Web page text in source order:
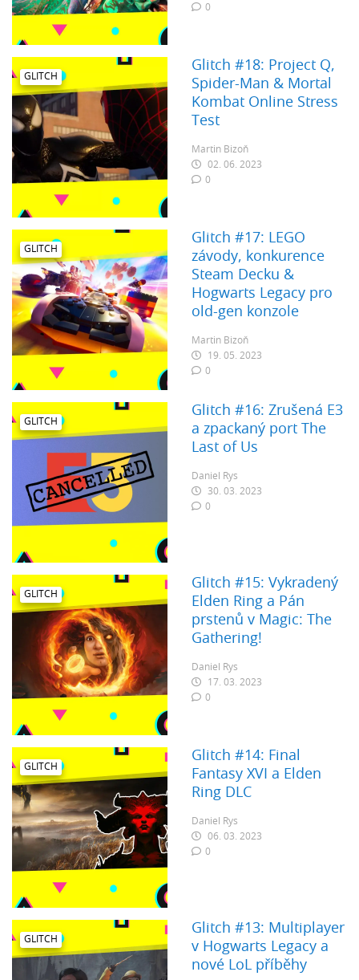
0
GLITCH
Glitch #18: Project Q,
Spider-Man & Mortal
Kombat Online Stress
Test
Martin Bizoň
02. 06. 2023
0
GLITCH
Glitch #17: LEGO
závody, konkurence
Steam Decku &
Hogwarts Legacy pro
old-gen konzole
Martin Bizoň
19. 05. 2023
0
GLITCH
Glitch #16: Zrušená E3
a zpackaný port The
Last of Us
Daniel Rys
30. 03. 2023
0
GLITCH
Glitch #15: Vykradený
Elden Ring a Pán
prstenů v Magic: The
Gathering!
Daniel Rys
17. 03. 2023
0
GLITCH
Glitch #14: Final
Fantasy XVI a Elden
Ring DLC
Daniel Rys
06. 03. 2023
0
GLITCH
Glitch #13: Multiplayer
v Hogwarts Legacy a
nové LoL příběhy